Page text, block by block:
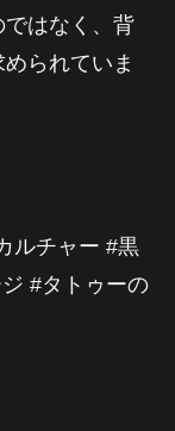
はなく、背
られていま
ルチャー #黒
#タトゥーの